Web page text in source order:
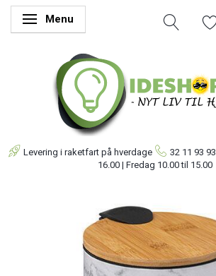
Skifte navigation
Menu
Levering i raketfart på hverdage 32 11 93 93
16.00 | Fredag 10.00 til 15.00